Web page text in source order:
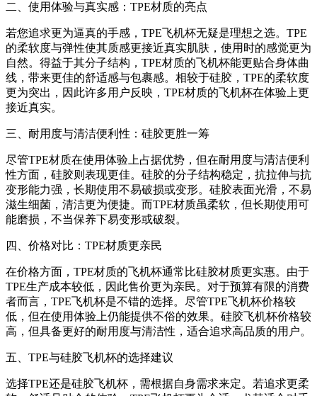
二、使用体验与真实感：TPE材质的亮点
若您追求更为逼真的手感，TPE飞机杯无疑是理想之选。TPE
的柔软度与弹性使其质感更接近真实肌肤，使用时的感觉更为
自然。得益于其分子结构，TPE材质的飞机杯能更贴合身体曲
线，带来更佳的舒适感与包裹感。相较于硅胶，TPE的柔软度
更为突出，因此许多用户反映，TPE材质的飞机杯在体验上更
接近真实。
三、耐用度与清洁便利性：硅胶更胜一筹
尽管TPE材质在使用体验上占据优势，但在耐用度与清洁便利
性方面，硅胶则表现更佳。硅胶的分子结构稳定，抗拉伸与抗
变形能力强，长期使用不易破损或变形。硅胶表面光滑，不易
滋生细菌，清洁更为便捷。而TPE材质虽柔软，但长期使用可
能磨损，不当保养下易变形或破裂。
四、价格对比：TPE材质更亲民
在价格方面，TPE材质的飞机杯通常比硅胶材质更实惠。由于
TPE生产成本较低，因此售价更为亲民。对于预算有限的消费
者而言，TPE飞机杯是不错的选择。尽管TPE飞机杯价格较
低，但在使用体验上仍能提供不俗的效果。硅胶飞机杯价格较
高，但具备更好的耐用度与清洁性，适合追求高品质的用户。
五、TPE与硅胶飞机杯的选择建议
选择TPE还是硅胶飞机杯，需根据自身需求来定。若追求更柔